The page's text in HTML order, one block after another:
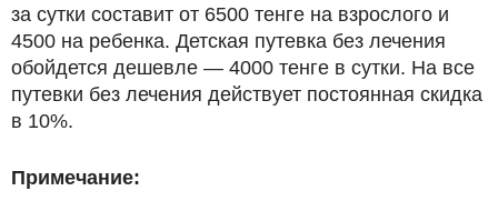
за сутки составит от 6500 тенге на взрослого и
4500 на ребенка. Детская путевка без лечения
обойдется дешевле — 4000 тенге в сутки. На все
путевки без лечения действует постоянная скидка
в 10%.
Примечание: